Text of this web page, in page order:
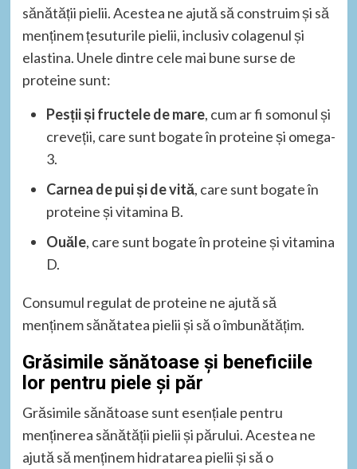
sănătății pielii. Acestea ne ajută să construim și să
menținem țesuturile pielii, inclusiv colagenul și
elastina. Unele dintre cele mai bune surse de
proteine sunt:
Pesții și fructele de mare, cum ar fi somonul și
creveții, care sunt bogate în proteine și omega-
3.
Carnea de pui și de vită, care sunt bogate în
proteine și vitamina B.
Ouăle, care sunt bogate în proteine și vitamina
D.
Consumul regulat de proteine ne ajută să
menținem sănătatea pielii și să o îmbunătățim.
Grăsimile sănătoase și beneficiile
lor pentru piele și păr
Grăsimile sănătoase sunt esențiale pentru
menținerea sănătății pielii și părului. Acestea ne
ajută să menținem hidratarea pielii și să o